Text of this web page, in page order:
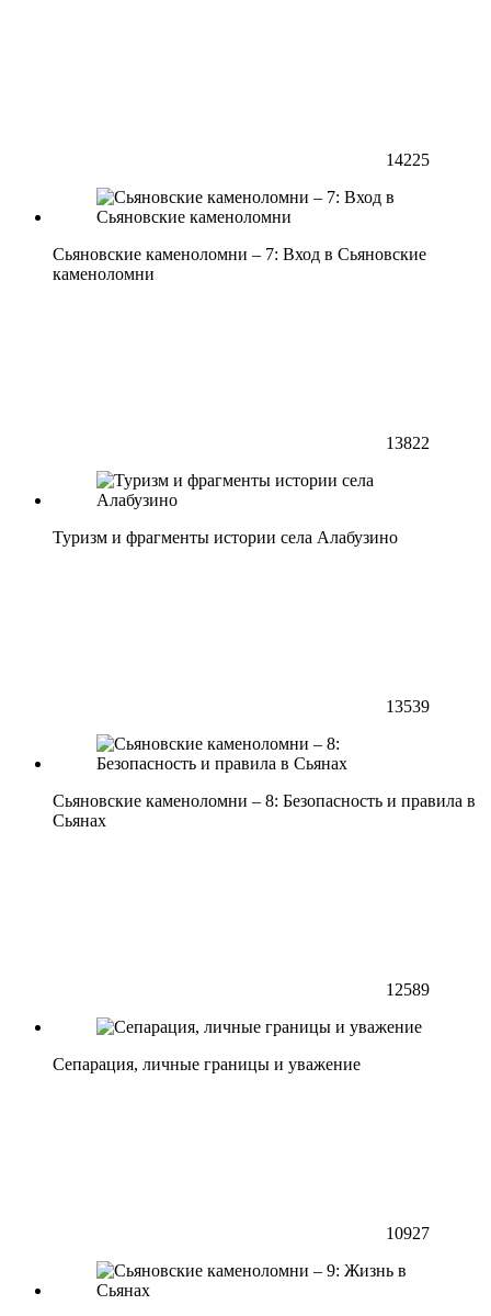
14225
Сьяновские каменоломни – 7: Вход в Сьяновские
каменоломни
13822
Туризм и фрагменты истории села Алабузино
13539
Сьяновские каменоломни – 8: Безопасность и правила в
Сьянах
12589
Сепарация, личные границы и уважение
10927